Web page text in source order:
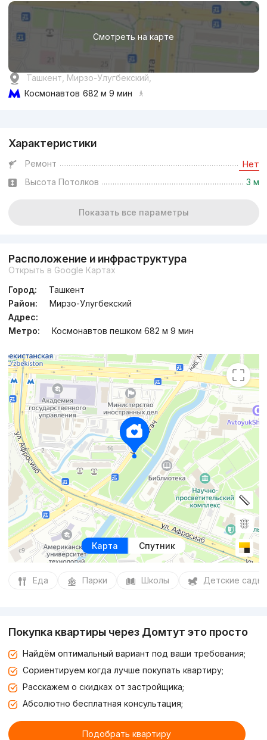
Смотреть на карте
Ташкент, Мирзо-Улугбекский,
Космонавтов 682 м 9 мин
Характеристики
Ремонт Нет
Высота Потолков 3 м
Показать все параметры
Расположение и инфраструктура
Открыть в Google Картах
Город:
Ташкент
Район:
Мирзо-Улугбекский
Адрес:
Метро:
Космонавтов пешком 682 м 9 мин
Карта Спутник
Еда Парки Школы Детские сады
Покупка квартиры через Домтут это просто
Найдём оптимальный вариант под ваши требования;
Сориентируем когда лучше покупать квартиру;
Расскажем о скидках от застройщика;
Абсолютно бесплатная консультация;
Подобрать квартиру